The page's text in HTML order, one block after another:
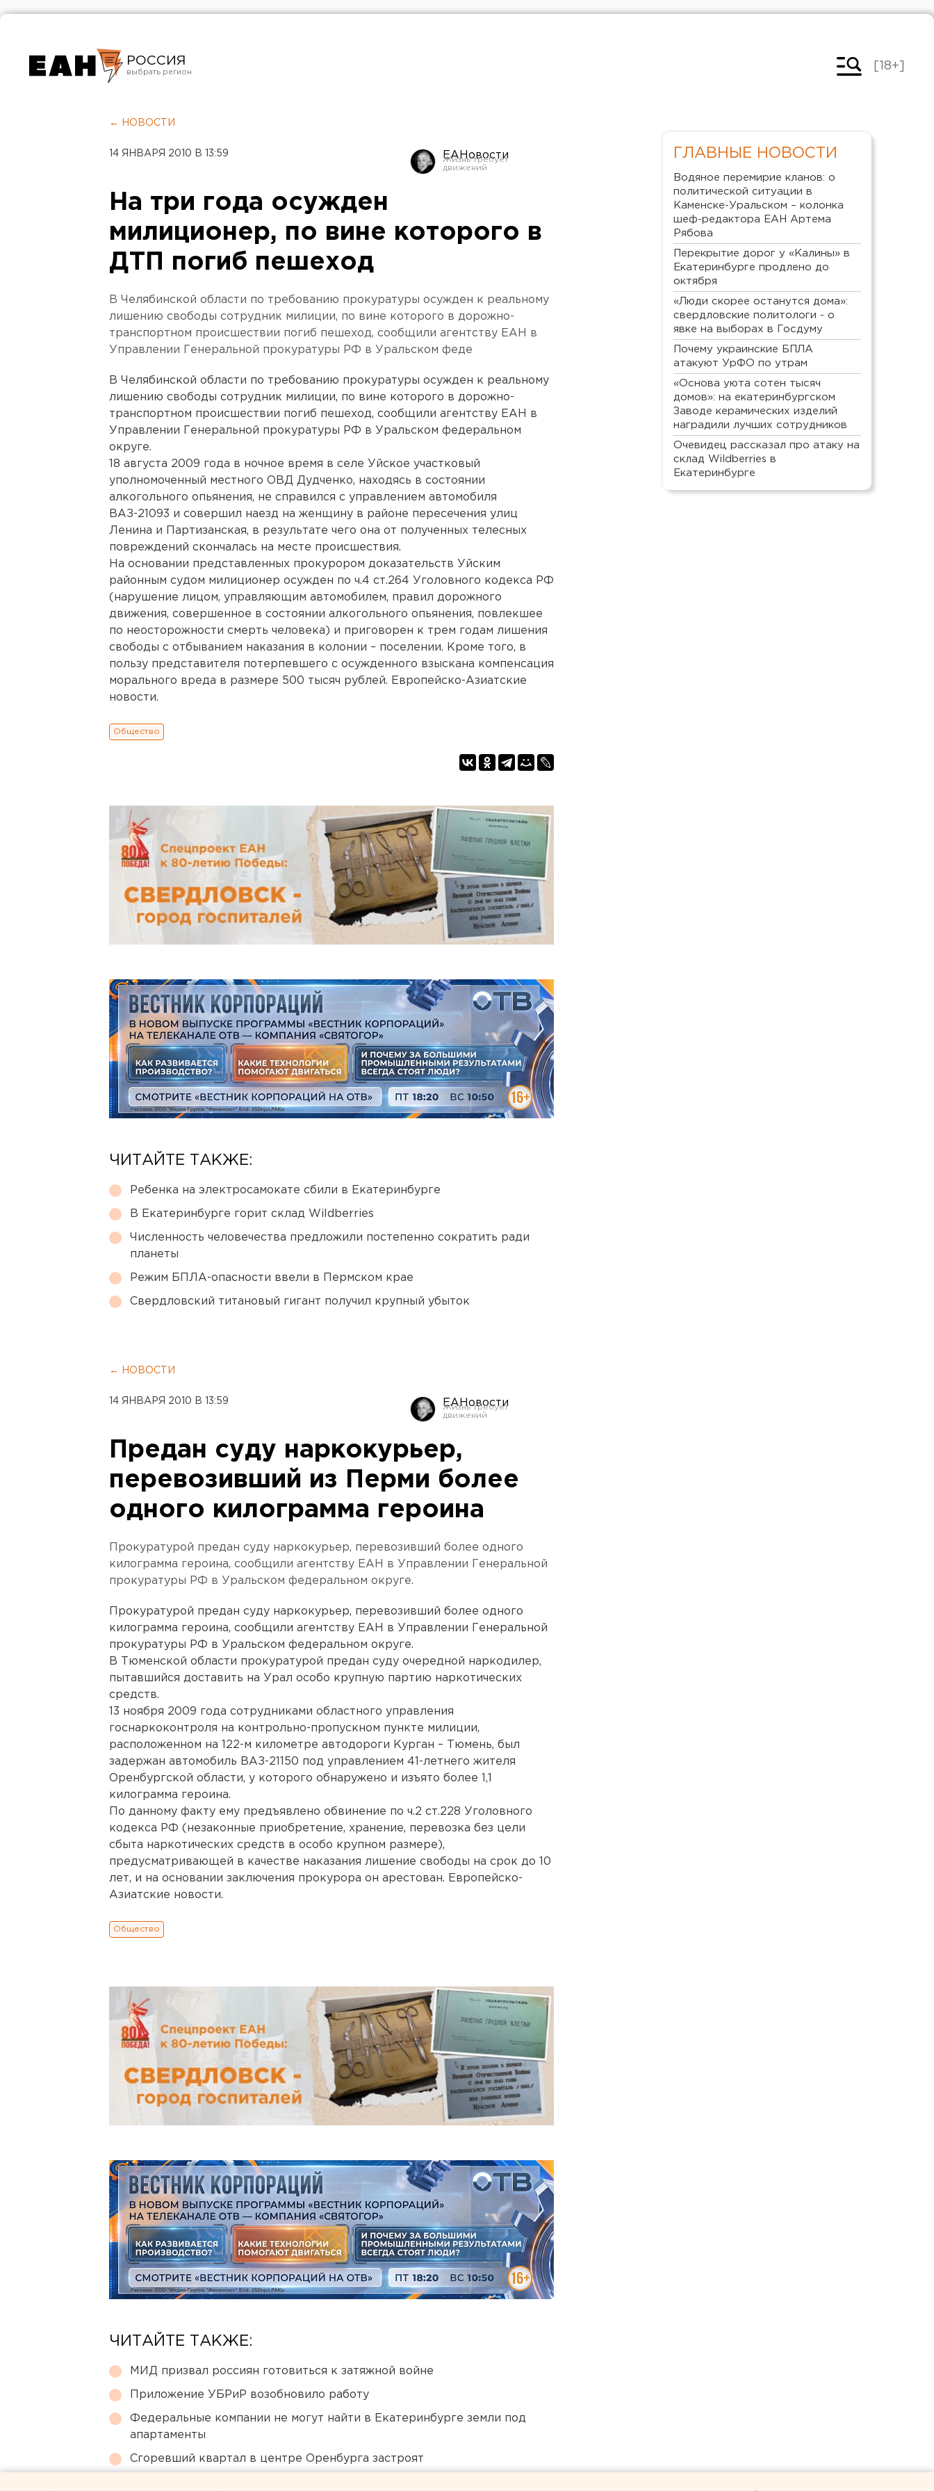
РОССИЯ
Челябинск
[18+]
← НОВОСТИ
14 ЯНВАРЯ 2010 В 13:59 ЕАНовости
На три года осужден
милиционер, по вине которого в
ДТП погиб пешеход
В Челябинской области по требованию прокуратуры осужден к реальному
лишению свободы сотрудник милиции, по вине которого в дорожно-
транспортном происшествии погиб пешеход, сообщили агентству ЕАН в
Управлении Генеральной прокуратуры РФ в Уральском феде
В Челябинской области по требованию прокуратуры осужден к реальному
лишению свободы сотрудник милиции, по вине которого в дорожно-
транспортном происшествии погиб пешеход, сообщили агентству ЕАН в
Управлении Генеральной прокуратуры РФ в Уральском федеральном
округе.
18 августа 2009 года в ночное время в селе Уйское участковый
уполномоченный местного ОВД Дудченко, находясь в состоянии
алкогольного опьянения, не справился с управлением автомобиля
ВАЗ-21093 и совершил наезд на женщину в районе пересечения улиц
Ленина и Партизанская, в результате чего она от полученных телесных
повреждений скончалась на месте происшествия.
На основании представленных прокурором доказательств Уйским
районным судом милиционер осужден по ч.4 ст.264 Уголовного кодекса РФ
(нарушение лицом, управляющим автомобилем, правил дорожного
движения, совершенное в состоянии алкогольного опьянения, повлекшее
по неосторожности смерть человека) и приговорен к трем годам лишения
свободы с отбыванием наказания в колонии – поселении. Кроме того, в
пользу представителя потерпевшего с осужденного взыскана компенсация
морального вреда в размере 500 тысяч рублей. Европейско-Азиатские
новости.
Общество
ЧИТАЙТЕ ТАКЖЕ:
Ребенка на электросамокате сбили в Екатеринбурге
В Екатеринбурге горит склад Wildberries
Численность человечества предложили постепенно сократить ради
планеты
Режим БПЛА-опасности ввели в Пермском крае
Свердловский титановый гигант получил крупный убыток
← НОВОСТИ
14 ЯНВАРЯ 2010 В 13:59 ЕАНовости
Предан суду наркокурьер,
перевозивший из Перми более
одного килограмма героина
Прокуратурой предан суду наркокурьер, перевозивший более одного
килограмма героина, сообщили агентству ЕАН в Управлении Генеральной
прокуратуры РФ в Уральском федеральном округе.
Прокуратурой предан суду наркокурьер, перевозивший более одного
килограмма героина, сообщили агентству ЕАН в Управлении Генеральной
прокуратуры РФ в Уральском федеральном округе.
В Тюменской области прокуратурой предан суду очередной наркодилер,
пытавшийся доставить на Урал особо крупную партию наркотических
средств.
13 ноября 2009 года сотрудниками областного управления
госнаркоконтроля на контрольно-пропускном пункте милиции,
расположенном на 122-м километре автодороги Курган – Тюмень, был
задержан автомобиль ВАЗ-21150 под управлением 41-летнего жителя
Оренбургской области, у которого обнаружено и изъято более 1,1
килограмма героина.
По данному факту ему предъявлено обвинение по ч.2 ст.228 Уголовного
кодекса РФ (незаконные приобретение, хранение, перевозка без цели
сбыта наркотических средств в особо крупном размере),
предусматривающей в качестве наказания лишение свободы на срок до 10
лет, и на основании заключения прокурора он арестован. Европейско-
Азиатские новости.
Общество
ЧИТАЙТЕ ТАКЖЕ:
МИД призвал россиян готовиться к затяжной войне
Приложение УБРиР возобновило работу
Федеральные компании не могут найти в Екатеринбурге земли под
апартаменты
Сгоревший квартал в центре Оренбурга застроят
ГЛАВНЫЕ НОВОСТИ
Водяное перемирие кланов: о
политической ситуации в
Каменске-Уральском – колонка
шеф-редактора ЕАН Артема
Рябова
Перекрытие дорог у «Калины» в
Екатеринбурге продлено до
октября
«Люди скорее останутся дома»:
свердловские политологи - о
явке на выборах в Госдуму
Почему украинские БПЛА
атакуют УрФО по утрам
«Основа уюта сотен тысяч
домов»: на екатеринбургском
Заводе керамических изделий
наградили лучших сотрудников
Очевидец рассказал про атаку на
склад Wildberries в
Екатеринбурге